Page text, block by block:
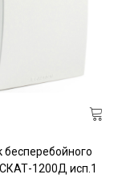
бесперебойного
1200Д исп.1